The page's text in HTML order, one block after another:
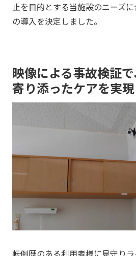
止を目的とする当施設のニーズ
の導入を決定しました。
映像による事故検証
寄り添ったケアを実現
転倒歴のある利用者様に見守り